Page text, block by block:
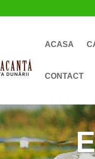
ACASA
CONTACT